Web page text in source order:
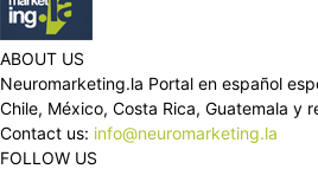
ABOUT US
Neuromarketing.la Portal en español
Chile, México, Costa Rica, Guatemala y
Contact us: info@neuromarketing.la
FOLLOW US